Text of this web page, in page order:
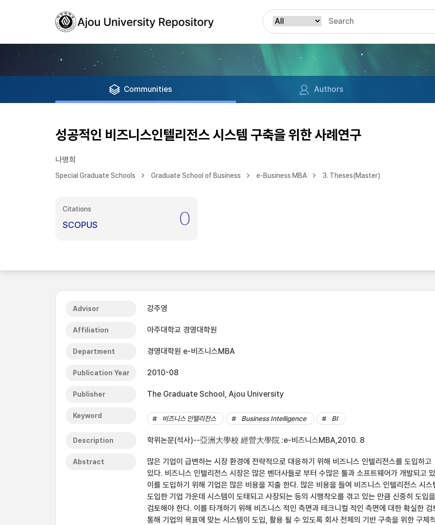
Communities Authors
성공적인 비즈니스인텔리전스 시스템 구축을 위한 사례연구
나명희
Special Graduate Schools Graduate School of Business e-Business MBA 3. Theses(Master)
Citations
SCOPUS 0
Advisor 강주영
Affiliation 아주대학교 경영대학원
Department 경영대학원 e-비즈니스MBA
Publication Year 2010-08
Publisher The Graduate School, Ajou University
Keyword 비즈니스 인텔리전스 Business Intelligence BI
Description 학위논문(석사)--亞洲大學校 經營大學院 :e-비즈니스MBA,2010. 8
Abstract
많은 기업이 급변하는 시장 환경에 전략적으로 대응하기 위해 비즈니스 인텔리전스를 도입하고
있다. 비즈니스 인텔리전스 시장은 많은 벤더사들로 부터 수많은 툴과 소프트웨어가 개발되고
이를 도입하기 위해 기업은 많은 비용을 지출 한다. 많은 비용을 들여 비즈니스 인텔리전스 시스
도입한 기업 가운데 시스템이 도태되고 사장되는 등의 시행착오를 겪고 있는 만큼 신중히 도입을
검토해야 한다. 이를 타개하기 위해 비즈니스 적인 측면과 테크니컬 적인 측면에 대한 확실한 검
통해 기업의 목표에 맞는 시스템이 도입, 활용 될 수 있도록 회사 전체의 기반 구축을 위한 구체